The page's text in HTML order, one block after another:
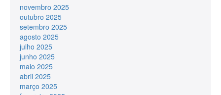
novembro 2025
outubro 2025
setembro 2025
agosto 2025
julho 2025
junho 2025
maio 2025
abril 2025
março 2025